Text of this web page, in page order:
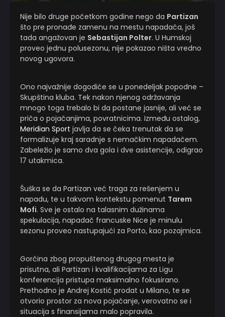
Nije bilo druge početkom godine nego da Partizan
što pre pronađe zamenu na mestu napadača, još
tada angažovan je Sebastijan Polter. U Humskoj
proveo jednu polusezonu, nije pokazao ništa vredno
novog ugovora.
Ono najvažnije dogodiće se u ponedeljak popodne –
Skupština kluba. Tek nakon njenog održavanja
mnogo toga trebalo bi da postane jasnije, ali već se
priča o pojačanjima, povratnicima. Između ostalog,
Meridian Sport javlja da se čeka trenutak da se
formalizuje kraj saradnje s nemačkim napadačem.
Zabeležio je samo dva gola i dve asistencije, odigrao
17 utakmica.
Šuška se da Partizan već traga za rešenjem u
napadu, te u takvom kontekstu pomenut Tarem
Mofi. Sve je ostalo na talasnim dužinama
spekulacija, napadač francuske Nice je minulu
sezonu proveo nastupajući za Porto, kao pozajmica.
Gorčina zbog propuštenog drugog mesta je
prisutna, ali Partizan i kvalifikacijama za Ligu
konferencija pristupa maksimalno fokusirano.
Prethodno je Andrej Kostić prodat u Milano, te se
otvorio prostor za nova pojačanje, verovatno se i
situacija s finansijama malo popravila.